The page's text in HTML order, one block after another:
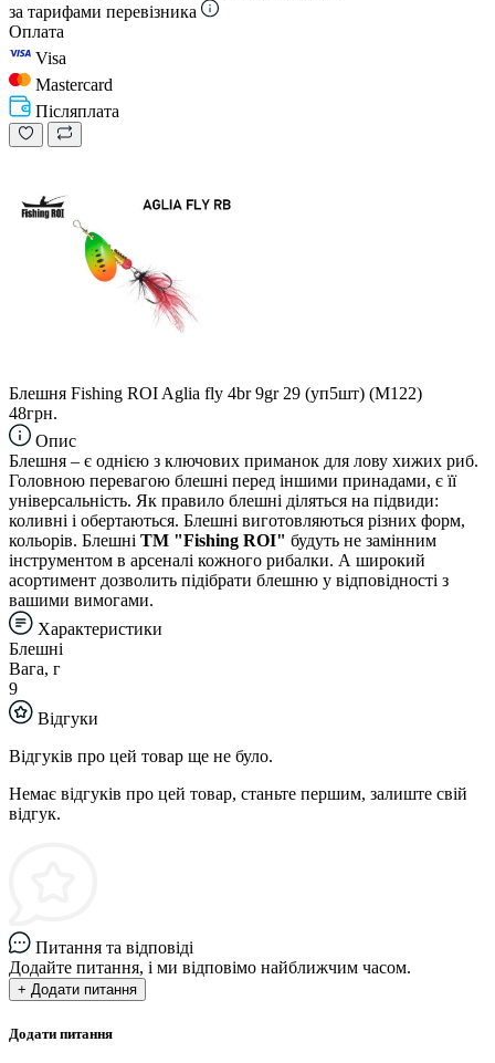
за тарифами перевізника
Оплата
Visa
Mastercard
Післяплата
Блешня Fishing ROI Aglia fly 4br 9gr 29 (уп5шт) (M122)
48грн.
Опис
Блешня – є однією з ключових приманок для лову хижих риб.
Головною перевагою блешні перед іншими принадами, є її
універсальність. Як правило блешні діляться на підвиди:
коливні і обертаються. Блешні виготовляються різних форм,
кольорів. Блешні TM "Fishing ROI" будуть не замінним
інструментом в арсеналі кожного рибалки. А широкий
асортимент дозволить підібрати блешню у відповідності з
вашими вимогами.
Характеристики
Блешні
Вага, г
9
Відгуки
Відгуків про цей товар ще не було.
Немає відгуків про цей товар, станьте першим, залиште свій
відгук.
Питання та відповіді
Додайте питання, і ми відповімо найближчим часом.
+ Додати питання
Додати питання